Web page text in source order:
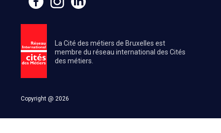
La Cité des métiers de Bruxelles est
membre du réseau international des Cités
des métiers.
Copyright @ 2026